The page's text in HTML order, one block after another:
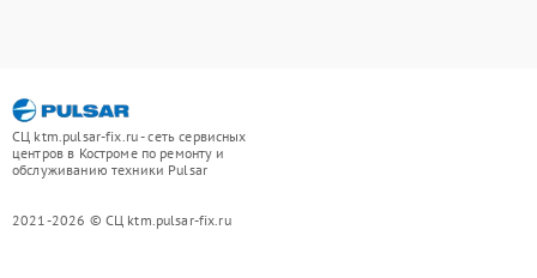
СЦ ktm.pulsar-fix.ru - сеть сервисных
центров в Костроме по ремонту и
обслуживанию техники Pulsar
2021-2026 © СЦ ktm.pulsar-fix.ru